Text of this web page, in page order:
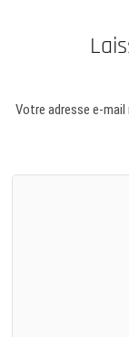
Votre adresse e-mail